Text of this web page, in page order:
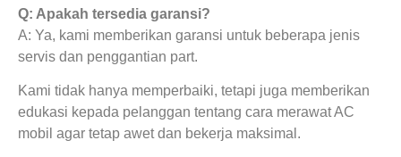
Q: Apakah tersedia garansi?
A: Ya, kami memberikan garansi untuk beberapa jenis
servis dan penggantian part.
Kami tidak hanya memperbaiki, tetapi juga memberikan
edukasi kepada pelanggan tentang cara merawat AC
mobil agar tetap awet dan bekerja maksimal.